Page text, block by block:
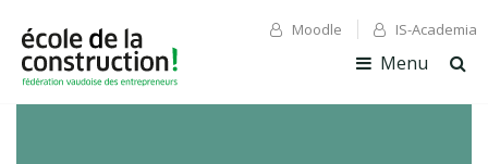
✕ Fermer
✕ Fermer
Moodle IS-Academia
Menu
la